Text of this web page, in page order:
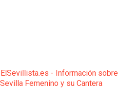
ElSevillista.es - Información sobre
Femenino y su Cantera